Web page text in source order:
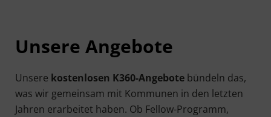
Unse­re Angebote
Unse­re kos­ten­lo­sen K360-Ange­bo­tebün­deln das,
was wir gemein­sam mit Kom­mu­nen in den letz­ten
Jah­ren erar­bei­tet haben. Ob Fel­low-Pro­gramm,